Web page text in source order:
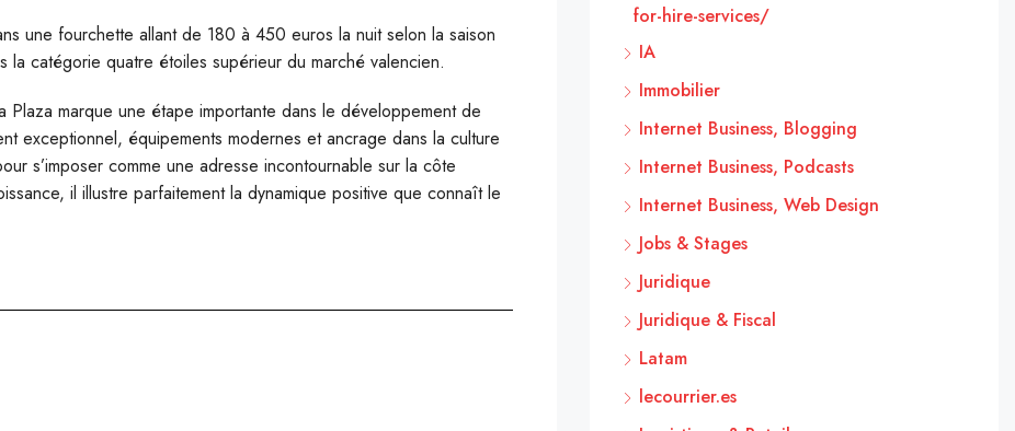
une fourchette allant de 180 à 450 euros la nuit selon la saison
catégorie quatre étoiles supérieur du marché valencien.
Plaza marque une étape importante dans le développement de
exceptionnel, équipements modernes et ancrage dans la culture
s’imposer comme une adresse incontournable sur la côte
il illustre parfaitement la dynamique positive que connaît le
for-hire-services/
IA
Immobilier
Internet Business, Blogging
Internet Business, Podcasts
Internet Business, Web Design
Jobs & Stages
Juridique
Juridique & Fiscal
Latam
lecourrier.es